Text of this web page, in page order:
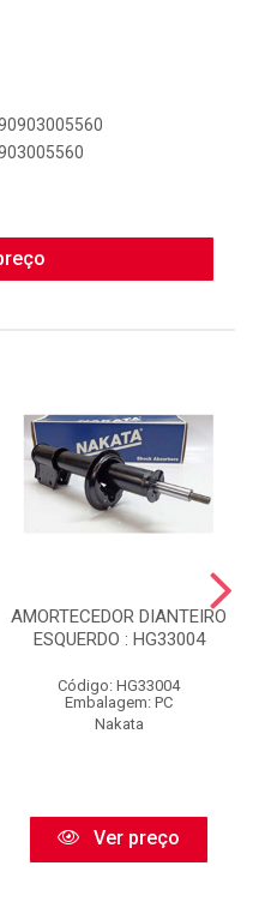
AMORTECEDOR DIANTEIRO
ESQUERDO : HG33004
Código: HG33004
Embalagem: PC
Nakata
Ver preço